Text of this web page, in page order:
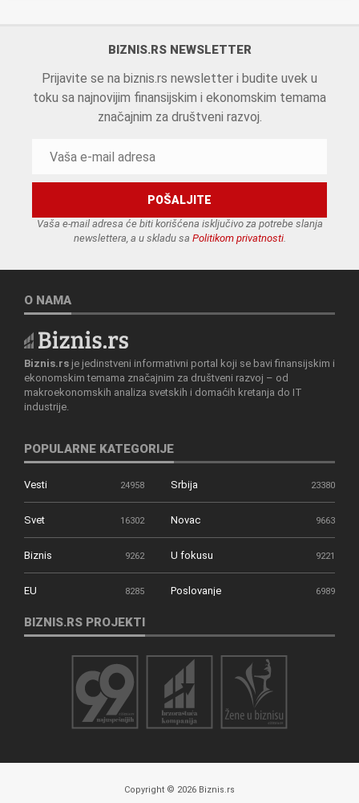
BIZNIS.RS NEWSLETTER
Prijavite se na biznis.rs newsletter i budite uvek u
toku sa najnovijim finansijskim i ekonomskim temama
značajnim za društveni razvoj.
Vaša e-mail adresa će biti korišćena isključivo za potrebe slanja
newslettera, a u skladu sa Politikom privatnosti.
O NAMA
Biznis.rs je jedinstveni informativni portal koji se bavi finansijskim i
ekonomskim temama značajnim za društveni razvoj – od
makroekonomskih analiza svetskih i domaćih kretanja do IT
industrije.
POPULARNE KATEGORIJE
Vesti 24958 Srbija 23380
Svet 16302 Novac 9663
Biznis 9262 U fokusu 9221
EU 8285 Poslovanje 6989
BIZNIS.RS PROJEKTI
Copyright © 2026 Biznis.rs